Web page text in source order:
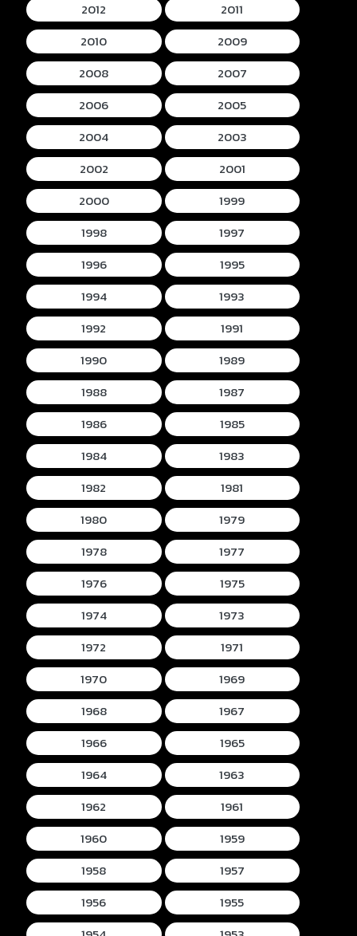
2012
2011
2010
2009
2008
2007
2006
2005
2004
2003
2002
2001
2000
1999
1998
1997
1996
1995
1994
1993
1992
1991
1990
1989
1988
1987
1986
1985
1984
1983
1982
1981
1980
1979
1978
1977
1976
1975
1974
1973
1972
1971
1970
1969
1968
1967
1966
1965
1964
1963
1962
1961
1960
1959
1958
1957
1956
1955